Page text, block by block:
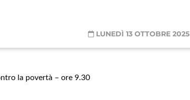
LUNEDÌ 13 OTTOBRE 2025
la povertà – ore 9.30